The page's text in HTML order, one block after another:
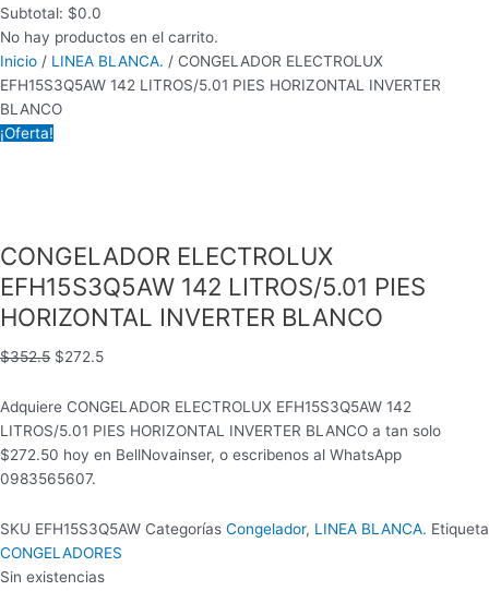
Subtotal: $0.0
No hay productos en el carrito.
Inicio / LINEA BLANCA. / CONGELADOR ELECTROLUX
EFH15S3Q5AW 142 LITROS/5.01 PIES HORIZONTAL INVERTER
BLANCO
¡Oferta!
CONGELADOR ELECTROLUX
EFH15S3Q5AW 142 LITROS/5.01 PIES
HORIZONTAL INVERTER BLANCO
$352.5 $272.5
Adquiere CONGELADOR ELECTROLUX EFH15S3Q5AW 142
LITROS/5.01 PIES HORIZONTAL INVERTER BLANCO a tan solo
$272.50 hoy en BellNovainser, o escribenos al WhatsApp
0983565607.
SKU EFH15S3Q5AW Categorías Congelador, LINEA BLANCA. Etiqueta
CONGELADORES
Sin existencias